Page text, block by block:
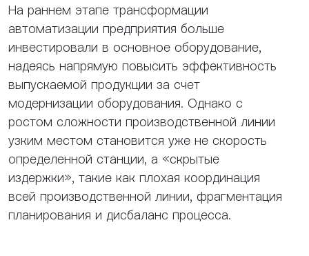
На раннем этапе трансформации
автоматизации предприятия больше
инвестировали в основное оборудование,
надеясь напрямую повысить эффективность
выпускаемой продукции за счет
модернизации оборудования. Однако с
ростом сложности производственной линии
узким местом становится уже не скорость
определенной станции, а «скрытые
издержки», такие как плохая координация
всей производственной линии, фрагментация
планирования и дисбаланс процесса.